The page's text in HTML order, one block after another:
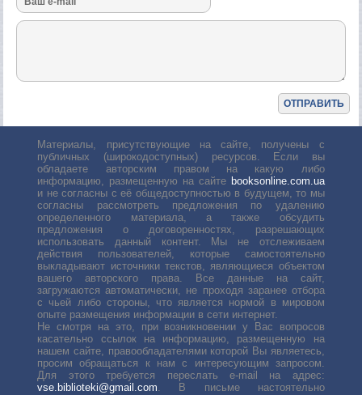
Материалы, присутствующие на сайте, получены с
публичных (широкодоступных) ресурсов. Если вы
обладаете авторским правом на какую либо
информацию, размещенную на сайте booksonline.com.ua
и не согласны с её общедоступностью в будущем, то мы
согласны рассмотреть предложения по удалению
определенного материала, а также обсудить
предложения о договоренностях, разрешающих
использовать данный контент. Мы не отслеживаем
действия пользователей, которые самостоятельно
выкладывают источники текстов, являющиеся объектом
вашего авторского права. Все данные на сайт,
загружаются автоматически, не проходя заранее отбора
с чьей либо стороны, что является нормой в мировом
опыте размещения информации в сети интернет.
Не смотря на это, при возникновении у Вас вопросов
касательно ссылок на информацию, размещенную на
нашем сайте, правообладателями которой Вы являетесь,
просим обращаться к нам с интересующим запросом.
Для этого требуется переслать е-mail на адрес:
vse.biblioteki@gmail.com. В письме настоятельно